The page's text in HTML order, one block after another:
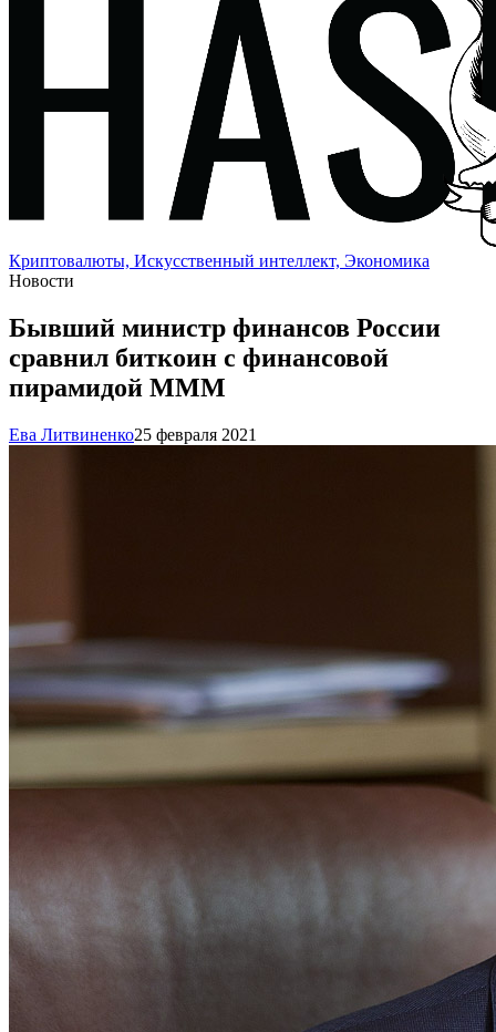
Криптовалюты, Искусственный интеллект, Экономика
Новости
Бывший министр финансов России
сравнил биткоин с финансовой
пирамидой МММ
Ева Литвиненко25 февраля 2021